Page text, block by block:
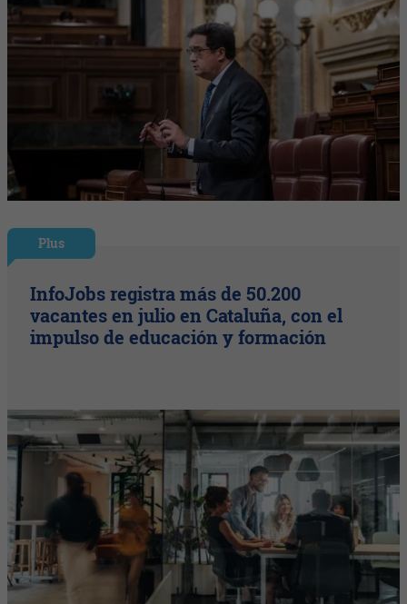
Plus
InfoJobs registra más de 50.200
vacantes en julio en Cataluña, con el
impulso de educación y formación